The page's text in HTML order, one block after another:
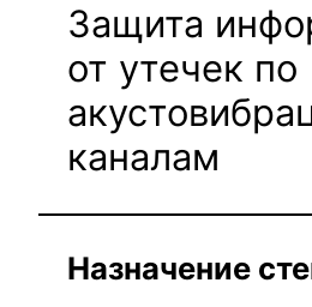
Защита
от утечек по
каналам
Назначение